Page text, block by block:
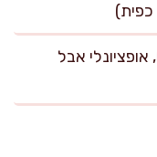
(כ-1/4 כפית), אופציונלי אבל